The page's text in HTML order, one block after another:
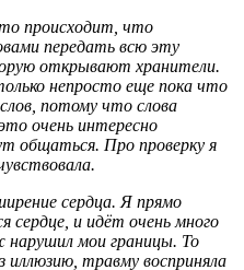
происходит, что
передать всю эту
открывают хранители.
непросто еще пока что
потому что слова
очень интересно
общаться. Про проверку я
сердца. Я прямо
сердце, и идёт очень много
нарушил мои границы. То
иллюзию, травму восприняла